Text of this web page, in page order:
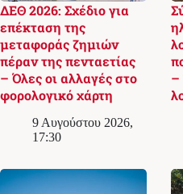
ΔΕΘ 2026: Σχέδιο για
επέκταση της
μεταφοράς ζημιών
πέραν της πενταετίας
– Όλες οι αλλαγές στο
φορολογικό χάρτη
9 Αυγούστου 2026,
17:30
–